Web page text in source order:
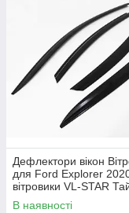
Дефлектори вікон
для Ford Explorer
вітровики VL-STAR
В наявності